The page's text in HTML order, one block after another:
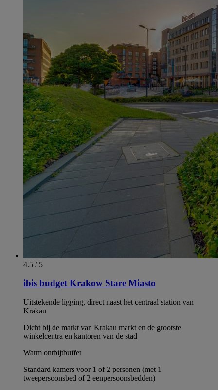
4.5 / 5
ibis budget Krakow Stare Miasto
Uitstekende ligging, direct naast het centraal station van
Krakau
Dicht bij de markt van Krakau markt en de grootste
winkelcentra en kantoren van de stad
Warm ontbijtbuffet
Standard kamers voor 1 of 2 personen (met 1
tweepersoonsbed of 2 eenpersoonsbedden)